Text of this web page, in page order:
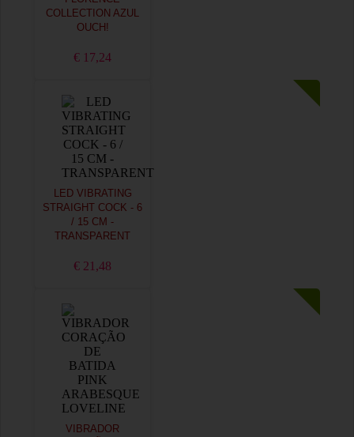
COLLECTION AZUL
OUCH!
€ 17,24
LED VIBRATING
STRAIGHT COCK - 6
/ 15 CM -
TRANSPARENT
€ 21,48
VIBRADOR